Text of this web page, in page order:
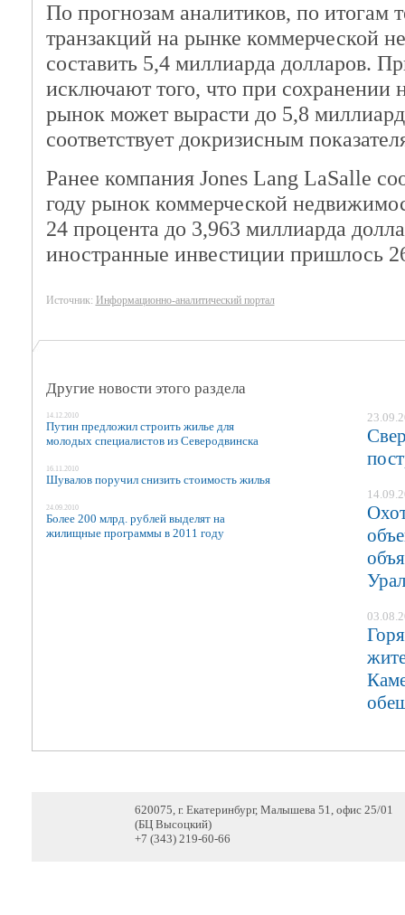
По прогнозам аналитиков, по итогам
транзакций на рынке коммерческой
составить 5,4 миллиарда долларов.
исключают того, что при сохранении
рынок может вырасти до 5,8
соответствует докризисным
Ранее компания Jones Lang LaSalle
году рынок коммерческой
24 процента до 3,963 миллиарда
иностранные инвестиции пришлось
Источник: Информационно-аналитический портал
Другие новости этого раздела
14.12.2010
Путин предложил строить жилье для
молодых специалистов из Северодвинска
16.11.2010
Шувалов поручил снизить стоимость жилья
24.09.2010
Более 200 млрд. рублей выделят на
жилищные программы в 2011 году
620075, г. Екатеринбург, Малышева 51, офис 25/01
(БЦ Высоцкий)
+7 (343) 219-60-66